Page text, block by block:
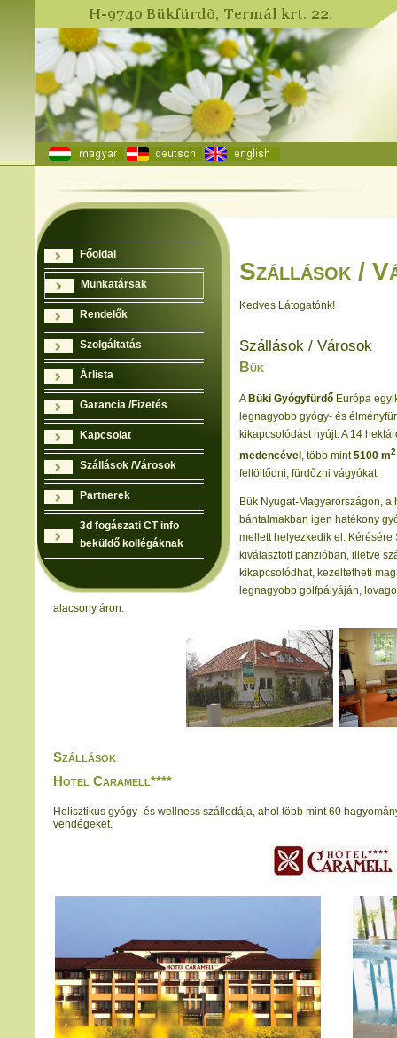
Főoldal
Munkatársak
Rendelők
Szolgáltatás
Árlista
Garancia /Fizetés
Kapcsolat
Szállások /Városok
Partnerek
3d fogászati CT info
beküldő kollégáknak
Szállások /
Kedves Látogatónk!
Szállások / Városok
Bük
A Büki Gyógyfürdő Európa
legnagyobb gyógy- és
kikapcsolódást nyújt. A 14
medencével , több mint5100 m2
feltöltődni, fürdőzni vágyókat.
Bük Nyugat-Magyarországon,
bántalmakban igen hatékony
mellett helyezkedik el.
kiválasztott panzióban, illetve
kikapcsolódhat, kezeltetheti
legnagyobb golfpályáján,
alacsony áron.
Szállások
Hotel Caramell****
Holisztikus gyógy- és wellness szállodája, ahol több mint 60
vendégeket.